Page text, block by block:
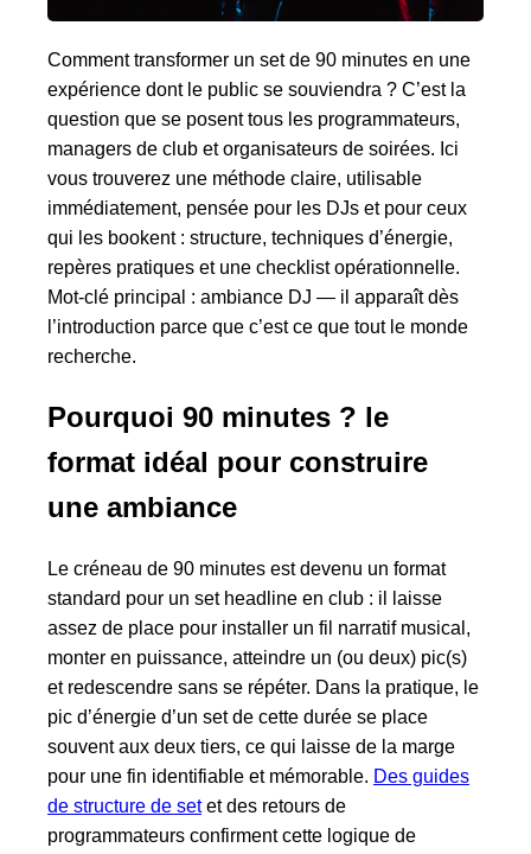
Comment transformer un set de 90 minutes en une
expérience dont le public se souviendra ? C’est la
question que se posent tous les programmateurs,
managers de club et organisateurs de soirées. Ici
vous trouverez une méthode claire, utilisable
immédiatement, pensée pour les DJs et pour ceux
qui les bookent : structure, techniques d’énergie,
repères pratiques et une checklist opérationnelle.
Mot-clé principal : ambiance DJ — il apparaît dès
l’introduction parce que c’est ce que tout le monde
recherche.
Pourquoi 90 minutes ? le
format idéal pour construire
une ambiance
Le créneau de 90 minutes est devenu un format
standard pour un set headline en club : il laisse
assez de place pour installer un fil narratif musical,
monter en puissance, atteindre un (ou deux) pic(s)
et redescendre sans se répéter. Dans la pratique, le
pic d’énergie d’un set de cette durée se place
souvent aux deux tiers, ce qui laisse de la marge
pour une fin identifiable et mémorable. Des guides
de structure de setet des retours de
programmateurs confirment cette logique de